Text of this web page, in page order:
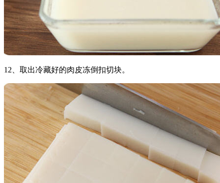
12、取出冷藏好的肉皮冻倒扣切块。